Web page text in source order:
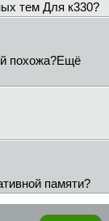
тем Для к330?
похожа?Ещё
памяти?